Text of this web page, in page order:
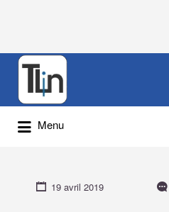
Rechercher
Menu
19 avril 2019